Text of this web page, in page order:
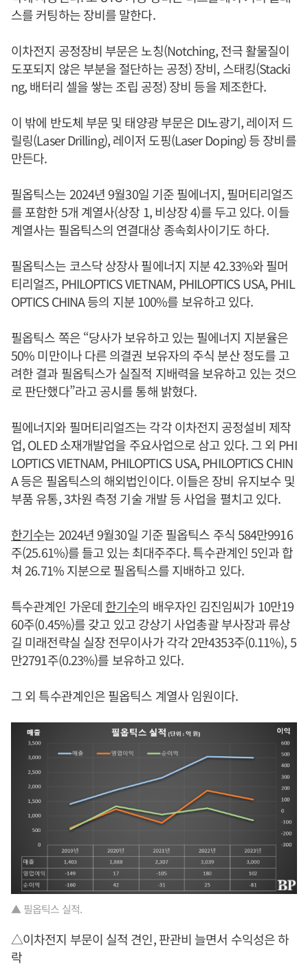
스를 커팅하는 장비를 말한다.
이차전지 공정장비 부문은 노칭(Notching, 전극 활물질이
도포되지 않은 부분을 절단하는 공정) 장비, 스태킹(Stacki
ng, 배터리 셀을 쌓는 조립 공정) 장비 등을 제조한다.
이 밖에 반도체 부문 및 태양광 부문은 DI노광기, 레이저 드
릴링(Laser Drilling), 레이저 도핑(Laser Doping) 등 장비를
만든다.
필옵틱스는 2024년 9월30일 기준 필에너지, 필머티리얼즈
를 포함한 5개 계열사(상장 1, 비상장 4)를 두고 있다. 이들
계열사는 필옵틱스의 연결대상 종속회사이기도 하다.
필옵틱스는 코스닥 상장사 필에너지 지분 42.33%와 필머
티리얼즈, PHILOPTICS VIETNAM, PHILOPTICS USA, PHIL
OPTICS CHINA 등의 지분 100%를 보유하고 있다.
필옵틱스 쪽은 “당사가 보유하고 있는 필에너지 지분율은
50% 미만이나 다른 의결권 보유자의 주식 분산 정도를 고
려한 결과 필옵틱스가 실질적 지배력을 보유하고 있는 것으
로 판단했다”라고 공시를 통해 밝혔다.
필에너지와 필머티리얼즈는 각각 이차전지 공정설비 제작
업, OLED 소재개발업을 주요사업으로 삼고 있다. 그 외 PHI
LOPTICS VIETNAM, PHILOPTICS USA, PHILOPTICS CHIN
A 등은 필옵틱스의 해외법인이다. 이들은 장비 유지보수 및
부품 유통, 3차원 측정 기술 개발 등 사업을 펼치고 있다.
한기수는 2024년 9월30일 기준 필옵틱스 주식 584만9916
주(25.61%)를 들고 있는 최대주주다. 특수관계인 5인과 합
쳐 26.71% 지분으로 필옵틱스를 지배하고 있다.
특수관계인 가운데 한기수의 배우자인 김진임씨가 10만19
60주(0.45%)를 갖고 있고 강상기 사업총괄 부사장과 류상
길 미래전략실 실장 전무이사가 각각 2만4353주(0.11%), 5
만2791주(0.23%)를 보유하고 있다.
그 외 특수관계인은 필옵틱스 계열사 임원이다.
▲ 필옵틱스 실적.
△이차전지 부문이 실적 견인, 판관비 늘면서 수익성은 하
락